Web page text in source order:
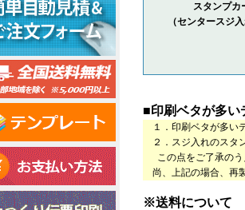
スタンプカ
（センタースジ
■印刷ベタが多い
１．印刷ベタが多い
２．スジ入れのスタ
この点をご了承のう
尚、上記の場合、再
※送料について